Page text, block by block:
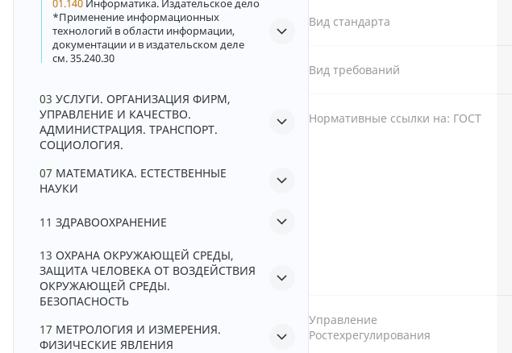
01.140 Информатика. Издательское дело
*Применение информационных
технологий в области информации,
документации и в издательском деле
см. 35.240.30
03 УСЛУГИ. ОРГАНИЗАЦИЯ ФИРМ,
УПРАВЛЕНИЕ И КАЧЕСТВО.
АДМИНИСТРАЦИЯ. ТРАНСПОРТ.
СОЦИОЛОГИЯ.
07 МАТЕМАТИКА. ЕСТЕСТВЕННЫЕ
НАУКИ
11 ЗДРАВООХРАНЕНИЕ
13 ОХРАНА ОКРУЖАЮЩЕЙ СРЕДЫ,
ЗАЩИТА ЧЕЛОВЕКА ОТ ВОЗДЕЙСТВИЯ
ОКРУЖАЮЩЕЙ СРЕДЫ.
БЕЗОПАСНОСТЬ
17 МЕТРОЛОГИЯ И ИЗМЕРЕНИЯ.
ФИЗИЧЕСКИЕ ЯВЛЕНИЯ
Вид стандарта
Вид требований
Нормативные ссылки на: ГОСТ
Управление
Ростехрегулирования